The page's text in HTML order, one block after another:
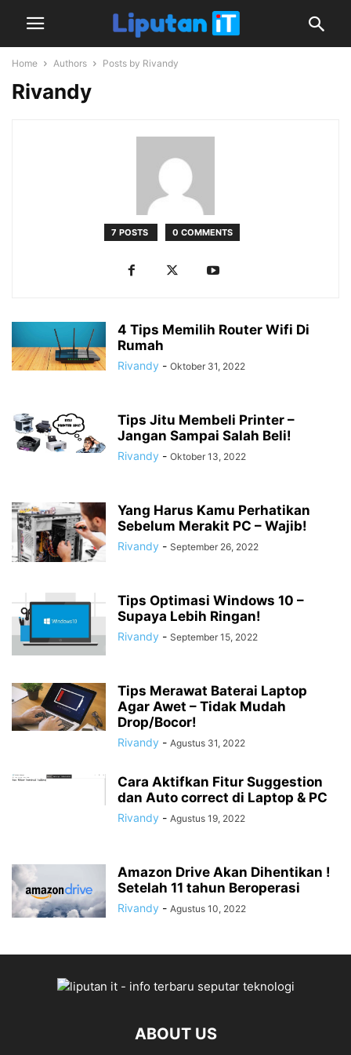
Home Authors Posts by Rivandy
Rivandy
7 POSTS 0 COMMENTS
4 Tips Memilih Router Wifi Di
Rumah
Rivandy - Oktober 31, 2022
Tips Jitu Membeli Printer –
Jangan Sampai Salah Beli!
Rivandy - Oktober 13, 2022
Yang Harus Kamu Perhatikan
Sebelum Merakit PC – Wajib!
Rivandy - September 26, 2022
Tips Optimasi Windows 10 –
Supaya Lebih Ringan!
Rivandy - September 15, 2022
Tips Merawat Baterai Laptop
Agar Awet – Tidak Mudah
Drop/Bocor!
Rivandy - Agustus 31, 2022
Cara Aktifkan Fitur Suggestion
dan Auto correct di Laptop & PC
Rivandy - Agustus 19, 2022
Amazon Drive Akan Dihentikan !
Setelah 11 tahun Beroperasi
Rivandy - Agustus 10, 2022
ABOUT US